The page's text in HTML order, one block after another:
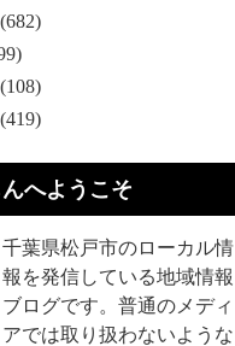
(682)
(108)
(419)
へようこそ
千葉県松戸市のローカル情
報を発信している地域情報
ブログです。普通のメディ
アでは取り扱わないような